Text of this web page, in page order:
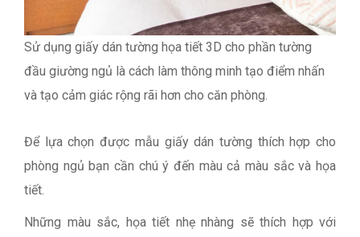
Sử dụng giấy dán tường họa tiết 3D cho phần tường
đầu giường ngủ là cách làm thông minh tạo điểm nhấn
và tạo cảm giác rộng rãi hơn cho căn phòng.
Để lựa chọn được mẫu giấy dán tường thích hợp cho
phòng ngủ bạn cần chú ý đến màu cả màu sắc và họa
tiết.
Những màu sắc, họa tiết nhẹ nhàng sẽ thích hợp với